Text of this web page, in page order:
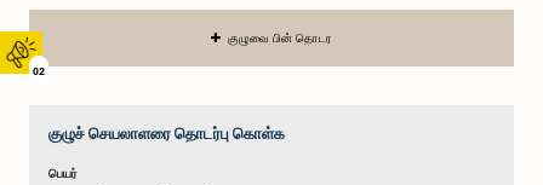
02
குழுவை பின் தொடர
குழுச் செயலாளரை தொடர்பு கொள்க
பெயர்